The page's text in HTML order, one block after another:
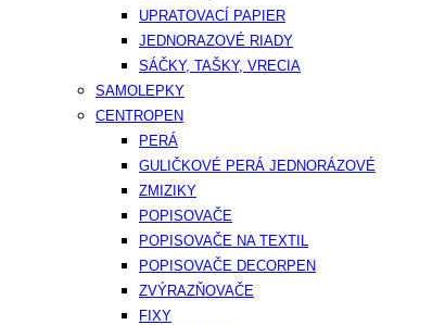
UPRATOVACÍ PAPIER
JEDNORAZOVÉ RIADY
SÁČKY, TAŠKY, VRECIA
SAMOLEPKY
CENTROPEN
PERÁ
GULIČKOVÉ PERÁ JEDNORÁZOVÉ
ZMIZIKY
POPISOVAČE
POPISOVAČE NA TEXTIL
POPISOVAČE DECORPEN
ZVÝRAZŇOVAČE
FIXY